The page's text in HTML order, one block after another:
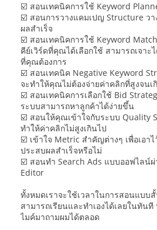
☑️ สอนเทคนิคการใช้ Keyword
☑️ สอนการวางแคมเปญ Structure ว
ผลสำเร็จ
☑️ สอนเทคนิคการใช้ Keyword
คีย์เวิร์ดที่คุณได้เลือกใช้ สามารถเจาะ
ที่คุณต้องการ
☑️ สอนเทคนิค Negative Keyword
จะทำให้คุณไม่ต้องจ่ายค่าคลิกที่สูงจนเ
☑️ สอนเทคนิคการเลือกใช้ Bid
ระบบสามารถหาลูกค้าได้ง่ายขึ้น
☑️ สอนให้คุณเข้าใจกับระบบ Quality
ทำให้ค่าคลิกไม่สูงเกินไป
☑️ เข้าใจ Metric สำคัญต่างๆ เพื่อเอ
ประสบผลสำเร็จหรือไม่
☑️ สอนทำ Search Ads แบบออฟไลน์ผ่
Editor
ทั้งหมดเราจะใช้เวลาในการสอนแบบ
สามารถเรียนและทำเองได้เลยในทัน
ไมค์มาถามผมได้ตลอด